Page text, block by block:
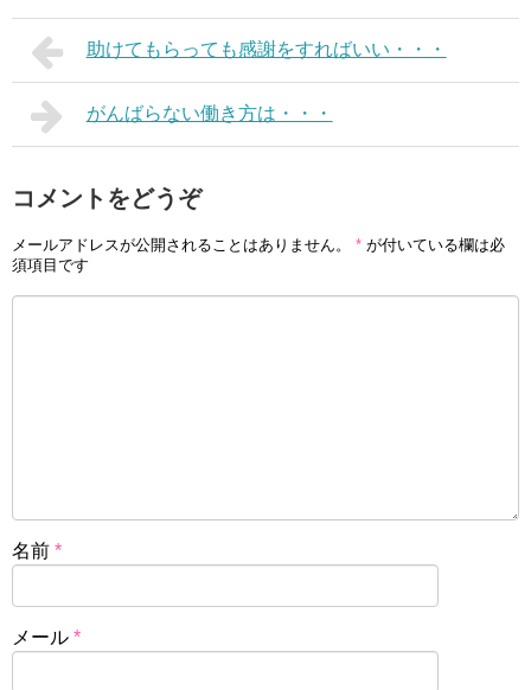
助けてもらっても感謝をすればいい・・・
がんばらない働き方は・・・
コメントをどうぞ
メールアドレスが公開されることはありません。 * が付いている欄は必
須項目です
名前 *
メール *